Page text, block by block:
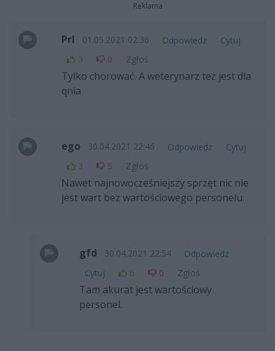
Reklama
Prl 01.05.2021 02:36 Odpowiedz
Cytuj
3
0 Zgłoś
Tylko chorować. A weterynarz też jest dla
qnia
ego 30.04.2021 22:46 Odpowiedz
Cytuj
3
5 Zgłoś
Nawet najnowocześniejszy sprzęt nic nie
jest wart bez wartościowego personelu.
gfd 30.04.2021 22:54
Odpowiedz
Cytuj
6 0 Zgłoś
Tam akurat jest wartościowy
personel.